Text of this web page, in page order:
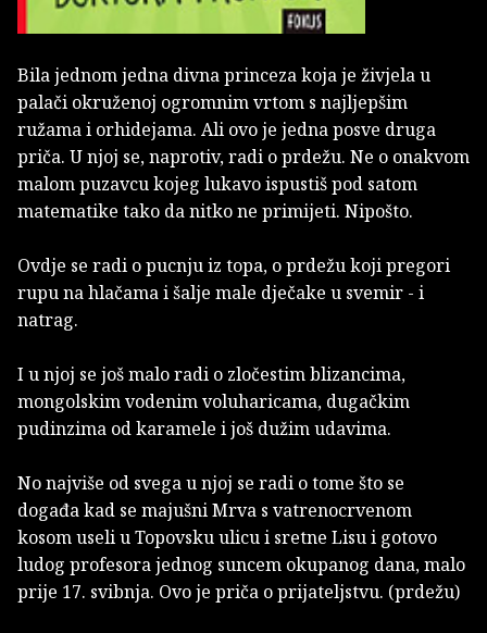
Bila jednom jedna divna princeza koja je živjela u
palači okruženoj ogromnim vrtom s najljepšim
ružama i orhidejama. Ali ovo je jedna posve druga
priča. U njoj se, naprotiv, radi o prdežu. Ne o onakvom
malom puzavcu kojeg lukavo ispustiš pod satom
matematike tako da nitko ne primijeti. Nipošto.
Ovdje se radi o pucnju iz topa, o prdežu koji pregori
rupu na hlačama i šalje male dječake u svemir - i
natrag.
I u njoj se još malo radi o zločestim blizancima,
mongolskim vodenim voluharicama, dugačkim
pudinzima od karamele i još dužim udavima.
No najviše od svega u njoj se radi o tome što se
događa kad se majušni Mrva s vatrenocrvenom
kosom useli u Topovsku ulicu i sretne Lisu i gotovo
ludog profesora jednog suncem okupanog dana, malo
prije 17. svibnja. Ovo je priča o prijateljstvu. (prdežu)